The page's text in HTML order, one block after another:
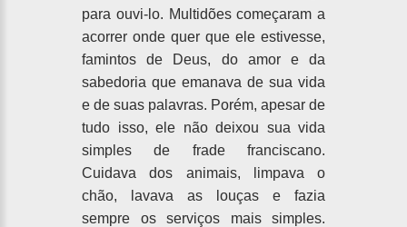
para ouvi-lo. Multidões começaram a
acorrer onde quer que ele estivesse,
famintos de Deus, do amor e da
sabedoria que emanava de sua vida
e de suas palavras. Porém, apesar de
tudo isso, ele não deixou sua vida
simples de frade franciscano.
Cuidava dos animais, limpava o
chão, lavava as louças e fazia
sempre os serviços mais simples.